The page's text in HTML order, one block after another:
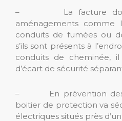
– La facture doit
aménagements comme
conduits de fumées ou
s’ils sont présents à
conduits de cheminée,
d’écart de sécurité
– En prévention des
boitier de protection va
électriques situés près